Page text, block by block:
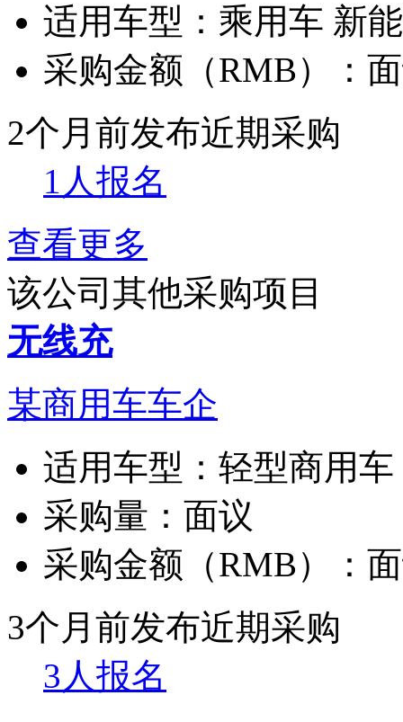
适用车型： 乘用车 新
采购金额（RMB）：
2个月前发布近期采购
1人报名
查看更多
该公司其他采购项目
无线充
某商用车车企
适用车型： 轻型商用
采购量： 面议
采购金额（RMB）：
3个月前发布近期采购
3人报名